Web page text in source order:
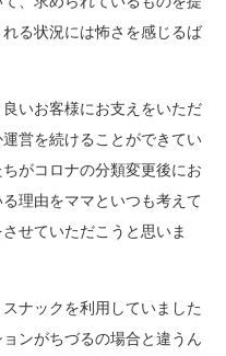
る状況には怖さを感じるば
いお客様にお支えをいただ
営を続けることができてい
がコロナの分類変更後にお
理由をママといつも考えて
せていただこうと思いま
ナックを利用していました
ンがちづるの場合と違うん